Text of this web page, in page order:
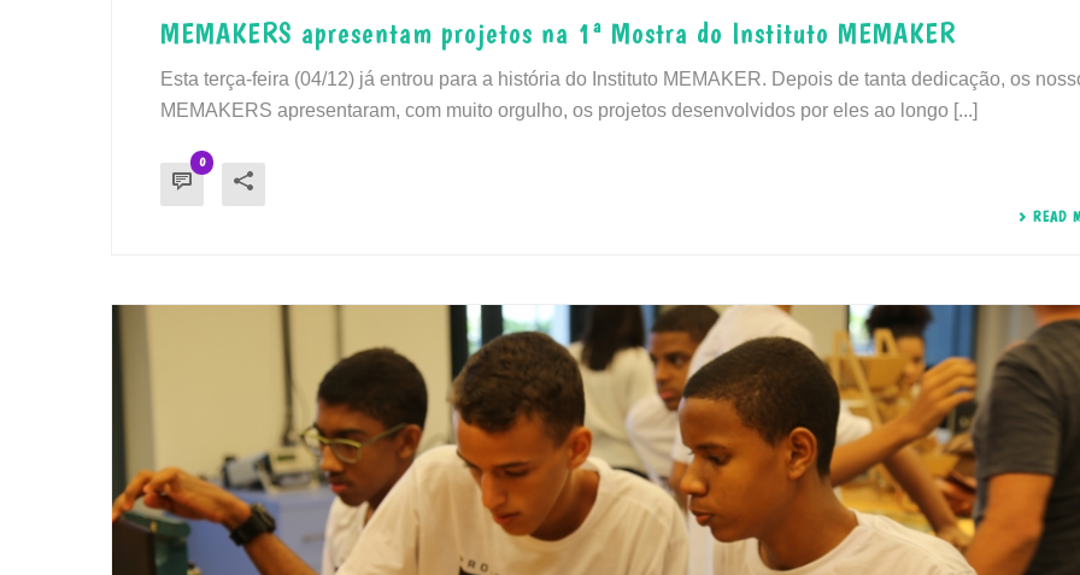
MEMAKERS apresentam projetos na 1ª Mostra do Instituto MEMAKER
Esta terça-feira (04/12) já entrou para a história do Instituto MEMAKER. Depois de tanta dedicação, os
MEMAKERS apresentaram, com muito orgulho, os projetos desenvolvidos por eles ao longo [...]
0
READ